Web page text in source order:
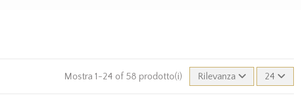
Mostra 1-24 of 58 prodotto(i) Rilevanza 24